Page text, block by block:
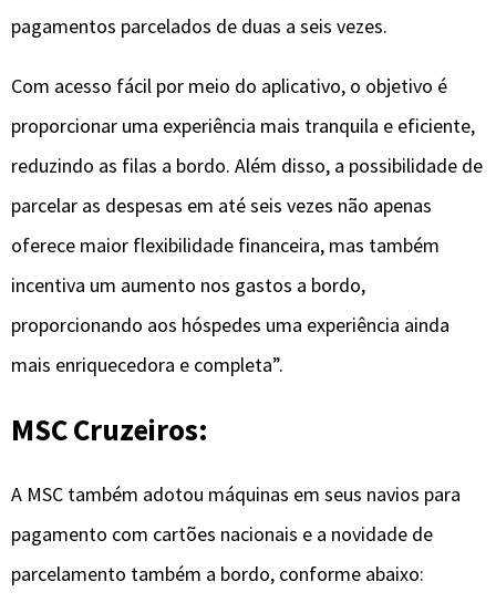
pagamentos parcelados de duas a seis vezes.
Com acesso fácil por meio do aplicativo, o objetivo é
proporcionar uma experiência mais tranquila e eficiente,
reduzindo as filas a bordo. Além disso, a possibilidade de
parcelar as despesas em até seis vezes não apenas
oferece maior flexibilidade financeira, mas também
incentiva um aumento nos gastos a bordo,
proporcionando aos hóspedes uma experiência ainda
mais enriquecedora e completa”.
MSC Cruzeiros:
A MSC também adotou máquinas em seus navios para
pagamento com cartões nacionais e a novidade de
parcelamento também a bordo, conforme abaixo: